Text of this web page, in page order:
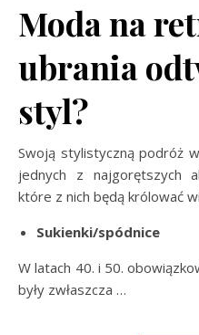
Moda na
ubrania
styl?
Swoją stylistyczną podróż
jednych z najgorętszych
które z nich będą królować
Sukienki/spódnice
W latach 40. i 50.
były zwłaszcza …